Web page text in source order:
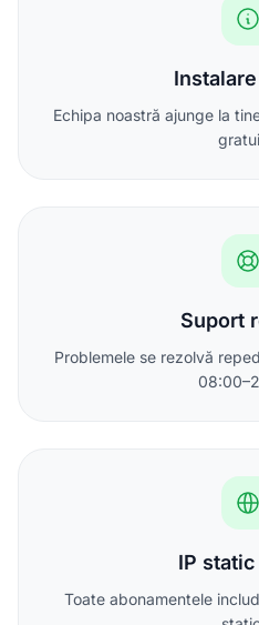
Echipa noastră ajunge la
Suport
Problemele se rezolvă
IP
Toate abonamentele